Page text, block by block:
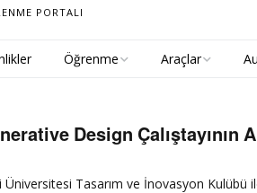
PORTALI
Öğrenme
İngilizce Kaynaklar
Araçlar
Eğitim Lisansları:
Design Çalıştayının
Üniversitesi Tasarım ve İnovasyon